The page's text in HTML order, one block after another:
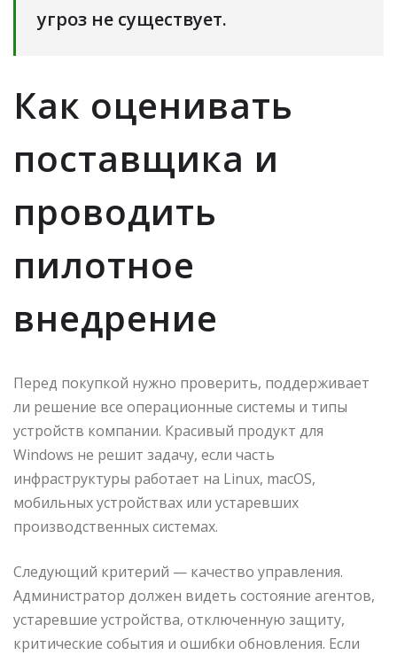
угроз не существует.
Как оценивать
поставщика и
проводить
пилотное
внедрение
Перед покупкой нужно проверить, поддерживает
ли решение все операционные системы и типы
устройств компании. Красивый продукт для
Windows не решит задачу, если часть
инфраструктуры работает на Linux, macOS,
мобильных устройствах или устаревших
производственных системах.
Следующий критерий — качество управления.
Администратор должен видеть состояние агентов,
устаревшие устройства, отключенную защиту,
критические события и ошибки обновления. Если